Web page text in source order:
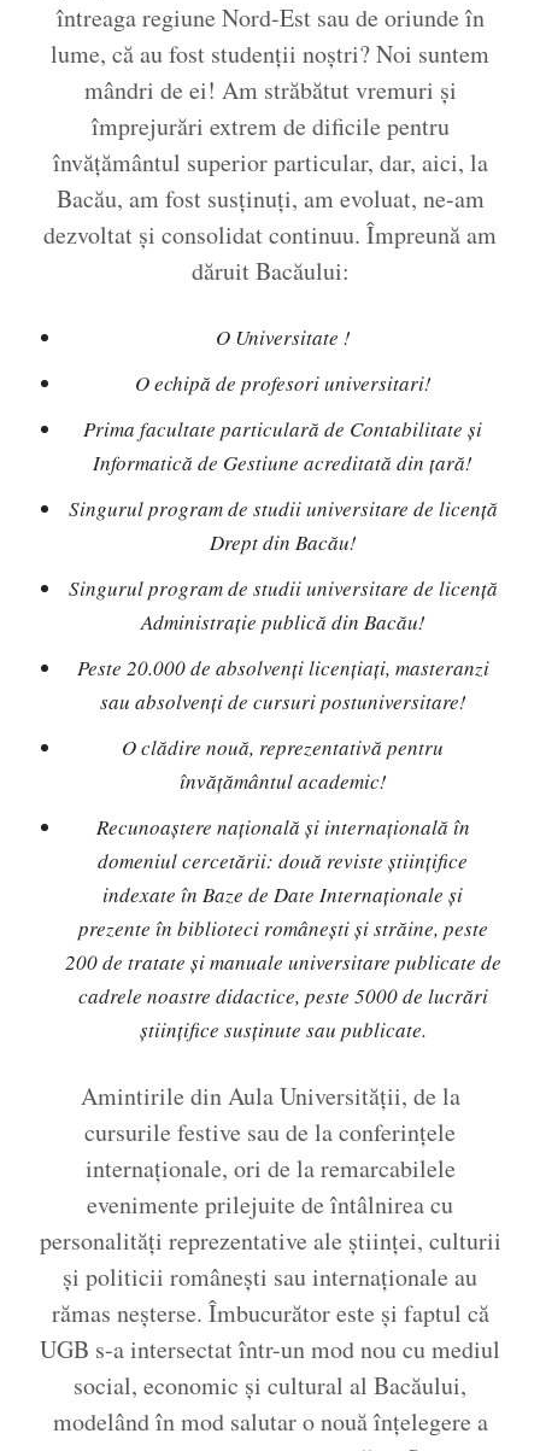
întreaga regiune Nord-Est sau de oriunde în
lume, că au fost studenții noștri? Noi suntem
mândri de ei! Am străbătut vremuri și
împrejurări extrem de dificile pentru
învățământul superior particular, dar, aici, la
Bacău, am fost susținuți, am evoluat, ne-am
dezvoltat și consolidat continuu. Împreună am
dăruit Bacăului:
O Universitate !
O echipă de profesori universitari!
Prima facultate particulară de Contabilitate și
Informatică de Gestiune acreditată din țară!
Singurul program de studii universitare de licență
Drept din Bacău!
Singurul program de studii universitare de licență
Administrație publică din Bacău!
Peste 20.000 de absolvenți licențiați, masteranzi
sau absolvenți de cursuri postuniversitare!
O clădire nouă, reprezentativă pentru
învățământul academic!
Recunoaștere națională și internațională în
domeniul cercetării: două reviste științifice
indexate în Baze de Date Internaționale și
prezente în biblioteci românești și străine, peste
200 de tratate și manuale universitare publicate de
cadrele noastre didactice, peste 5000 de lucrări
științifice susținute sau publicate.
Amintirile din Aula Universității, de la
cursurile festive sau de la conferințele
internaționale, ori de la remarcabilele
evenimente prilejuite de întâlnirea cu
personalități reprezentative ale științei, culturii
și politicii românești sau internaționale au
rămas neșterse. Îmbucurător este și faptul că
UGB s-a intersectat într-un mod nou cu mediul
social, economic și cultural al Bacăului,
modelând în mod salutar o nouă înțelegere a